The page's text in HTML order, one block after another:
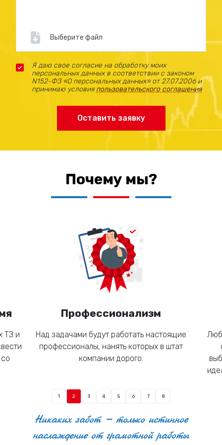
долговечные материалы, устойчивые к
механическим повреждениям.
Металл: надежный и долговечный материал,
подходящий для уличных стендов.
Преимущества
информационных
Доступность: быстрый и удобный доступ к
информации.
Информативность: возможность размещения
большого объема информации.
Универсальность: подходят для различных
Долговечность: длительный срок службы.
Экономичность: доступная цена по
информирования.
Выберите файл
Я даю свое согласие на обработку моих
персональных данных в соответствии с законом
N152-ФЗ «О персональных данных» от 27.07.2006 и
принимаю условияпользовательского соглашения
Оставить заявку
Почему мы?
ТЗ и
Профессионализм
Над задачами будут работать настоящие
профессионалы, нанять которых в штат
компании дорого.
1 2 3 4 5 6 7 8
Никаких забот – только истинное
наслаждение от грамотной работы